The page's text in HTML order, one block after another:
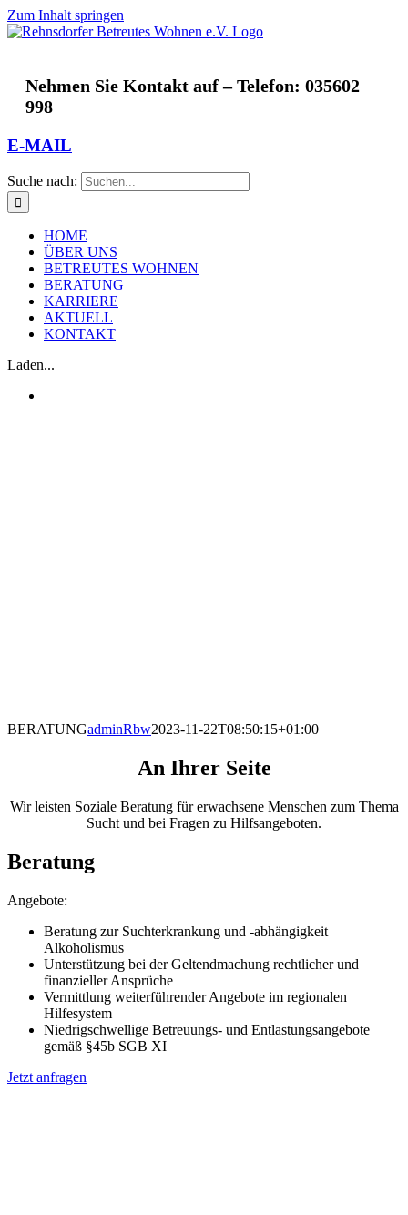
Zum Inhalt springen
Nehmen Sie Kontakt auf – Telefon: 035602
998
E-MAIL
Suche nach:
HOME
ÜBER UNS
BETREUTES WOHNEN
BERATUNG
KARRIERE
AKTUELL
KONTAKT
Laden...
BERATUNGadminRbw2023-11-22T08:50:15+01:00
An Ihrer Seite
Wir leisten Soziale Beratung für erwachsene Menschen zum Thema
Sucht und bei Fragen zu Hilfsangeboten.
Beratung
Angebote:
Beratung zur Suchterkrankung und -abhängigkeit
Alkoholismus
Unterstützung bei der Geltendmachung rechtlicher und
finanzieller Ansprüche
Vermittlung weiterführender Angebote im regionalen
Hilfesystem
Niedrigschwellige Betreuungs- und Entlastungsangebote
gemäß §45b SGB XI
Jetzt anfragen